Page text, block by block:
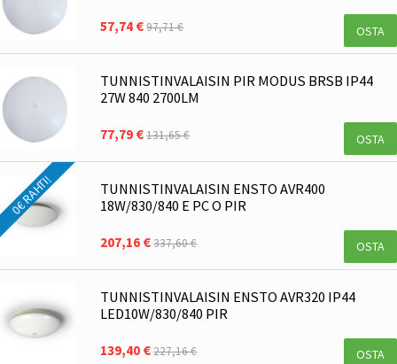
57,74 €97,71 € OSTA
TUNNISTINVALAISIN PIR MODUS BRSB IP44
27W 840 2700LM
77,79 €131,65 € OSTA
0€ RAHTI!
TUNNISTINVALAISIN ENSTO AVR400
18W/830/840 E PC O PIR
207,16 €337,60 € OSTA
TUNNISTINVALAISIN ENSTO AVR320 IP44
LED10W/830/840 PIR
139,40 €227,16 € OSTA